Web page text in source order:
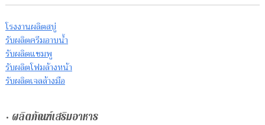
โรงงานผลิตสบู่
รับผลิตครีมอาบน้ำ
รับผลิตแชมพู
รับผลิตโฟมล้างหน้า
รับผลิตเจลล้างมือ
• ผลิตภัณฑ์เสริมอาหาร